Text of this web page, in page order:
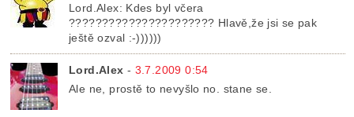
Lord.Alex: Kdes byl včera
?????????????????????? Hlavě,že jsi se pak
ještě ozval :-))))))
Lord.Alex - 3.7.2009 0:54
Ale ne, prostě to nevyšlo no. stane se.